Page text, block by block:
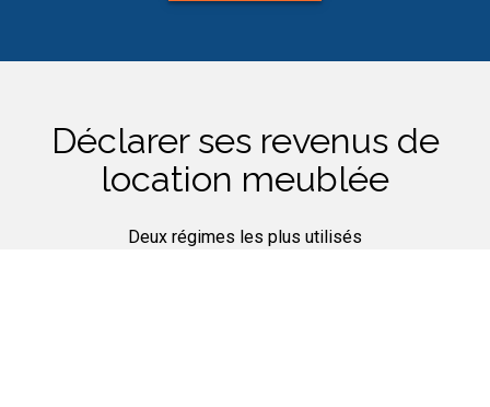
Déclarer ses revenus de
location meublée
Deux régimes les plus utilisés